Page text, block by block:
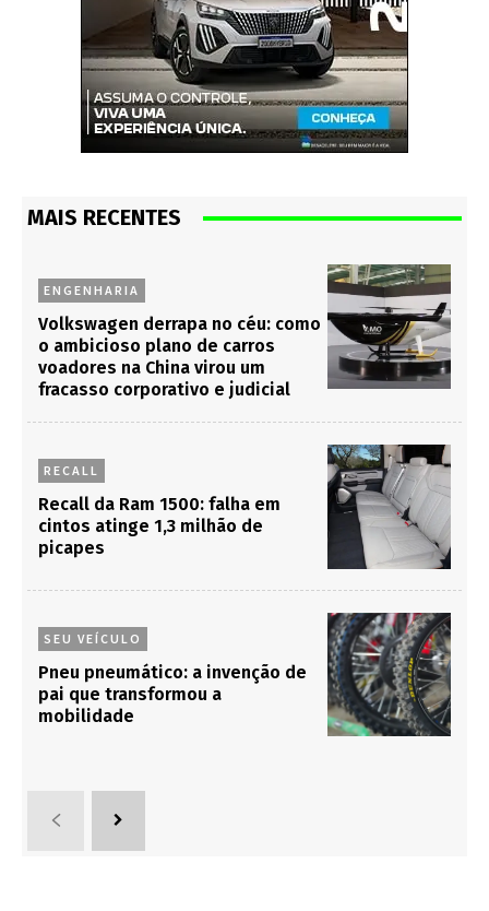
MAIS RECENTES
ENGENHARIA
Volkswagen derrapa no céu: como
o ambicioso plano de carros
voadores na China virou um
fracasso corporativo e judicial
RECALL
Recall da Ram 1500: falha em
cintos atinge 1,3 milhão de
picapes
SEU VEÍCULO
Pneu pneumático: a invenção de
pai que transformou a
mobilidade